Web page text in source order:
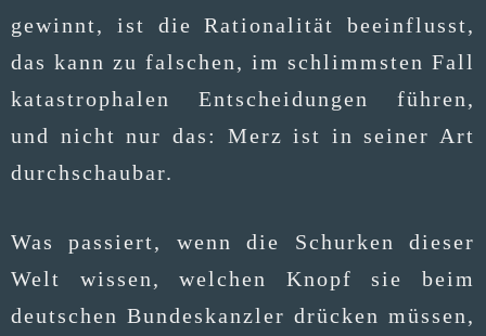
gewinnt, ist die Ratio­na­li­tät beein­flusst,
das kann zu fal­schen, im schlimms­ten Fall
kata­stro­pha­len Ent­schei­dun­gen füh­ren,
und nicht nur das: Merz ist in sei­ner Art
durchschaubar.
Was pas­siert, wenn die Schur­ken die­ser
Welt wis­sen, wel­chen Knopf sie beim
deut­schen Bun­des­kanz­ler drü­cken müs­sen,